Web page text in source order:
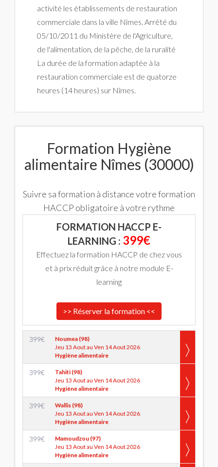
activité les établissements de restauration
commerciale dans la ville Nîmes. Arrêté du
05/10/2011 du Ministère de l'Agriculture,
de l'alimentation, de la pêche, de la ruralité
La durée de la formation adaptée à la
restauration commerciale est de quatorze
heures (14 heures) sur Nîmes.
Formation Hygiène
alimentaire Nîmes (30000)
Suivre sa formation à distance votre formation
HACCP obligatoire à votre rythme
FORMATION HACCP E-
LEARNING : 399€
Effectuez la formation HACCP de chez vous
et à prix réduit grâce à notre module E-
learning
>> Réserver la formation <<
399€
Noumea (98)
Jeu 13 Aout au Ven 14 Aout 2026
Hygiène alimentaire
399€
Tahiti (98)
Jeu 13 Aout au Ven 14 Aout 2026
Hygiène alimentaire
399€
Wallis (98)
Jeu 13 Aout au Ven 14 Aout 2026
Hygiène alimentaire
399€
Mamoudzou (97)
Jeu 13 Aout au Ven 14 Aout 2026
Hygiène alimentaire